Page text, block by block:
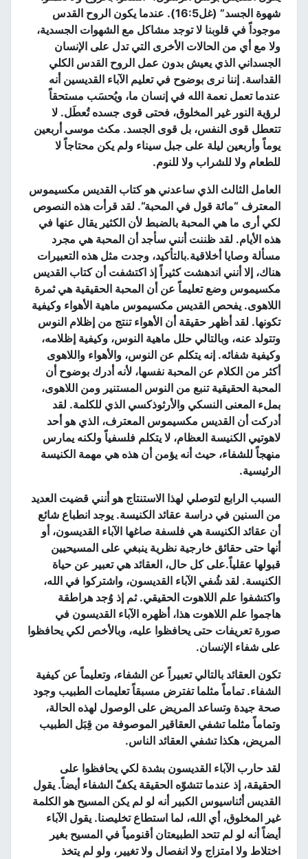
شهوة الجسد” (غل16:5).
عندما يكون الروح القدس
موجوداً في قلوبنا لا توجد مشاكل مع الشهوات الجسدية،
ولا مع أي من الحالات الأخرى التي تدل على الإنسان
الجسداني الذي يعيش بدون عمل الروح القدس الكلي
القداسة.إننا نرى بوضوح في تعليم الآباء القديسين أنه
عندما تعمل نعمة الله في إنسان ما، ويُحسَب مستحقاً
لرؤية النور غير المخلوق، فحتى قوى جسده تُعطَل.لا
تتعطل قوى النفس، بل قوى الجسد.مكث موسى أربعين
يوماً وأربعين ليلة على جبل سيناء ولم يكن محتاجاً لا
للطعام ولا للشراب ولا للنوم.
العامل الثالث الذي ساعدني هو كتاب القديس مكسيموس
المعترف“مائة قول في المحبة“.لقد قرأت هذه النصوص
لكي أرى ما هي المحبة بالضبط لأن الكثير يقال عنها في
هذه الأيام.لقد ظننت أنني سأجد أن المحبة هي مجرد
مسألة وصايا أخلاقية.بالتأكيد، وجدت مثل هذه التعبيرات
هناك، إلا أنني اندهشت كثيراً إذ اكتشفت أن كتاب القديس
مكسيموس وضع تعليماً عن أن المحبة الحقيقية هي ثمرة
اللاهوى.يفحص القديس مكسيموس ماهية الأهواء وكيفية
تكونها.لقد أظهر حقيقة أن الأهواء تنتج من إظلام النوس
وتتولد عنه، وبالتالي حلل ماهية النوس، وكيفية إظلامه،
وكيفية شفائه.إنه يتكلم عن النوس، والأهواء واللاهوى
أكثر من الكلام عن المحبة نفسها، لأنه أدرك بوضوح أن
المحبة الحقيقية تنبع من النوس المستنير ومن اللاهوى،
بملء المعنى النسكي والأرثوذكسي الذي للكلمة.لقد
أدركت أن القديس مكسيموس المعترف، الذي هو أحد
لاهوتيي الكنيسة العظام، لا يتكلم فلسفياً ولكنه يمارس
منهجاً للشفاء، حيث أنه يؤمن أن هذه هي مهمة الكنيسة
الرئيسية.
السبب الرابع لتوصلي لهذا الاستنتاج هو أنني قضيت العديد
من السنين في دراسة عقائد الكنيسة.يوجد انطباع شائع
أن عقائد الكنيسة هي فلسفة صاغها الآباء القديسون، أو
أنها حتى حقائق خارجية نظرية ينبغي على المسيحيين
قبولها عقلياً.على كل حال، العقائد هي تعبير عن حياة
الكنيسة.لقد شُفي الآباء القديسون، واشتركوا في الله،
واكتشفوا علم اللاهوت الحقيقي.ثم إذ وُجد هراطقة
هاجموا علم اللاهوت هذا، أظهره الآباء القديسون في
صورة تعريفات حتى يحافظوا عليه، وبالأخص لكي يحافظوا
على شفاء الإنسان.
تكون العقائد بالتالي تعبيراً عن الشفاء، وتعليماً عن كيفية
الشفاء.تماماً مثلما تفترض مسبقاً تعليمات الطبيب وجود
صحة جيدة وتساعد المريض على الوصول لهذه الحالة،
وتماماً مثلما تشفي العقاقير الموصوفة من قِبَل الطبيب
المريض، هكذا تشفي العقائد الناس.
لقد حارب الآباء القديسون بشدة لكي يحافظوا على
الحقيقة، إذ عندما تتشوّه الحقيقة يكفّ الشفاء أيضاً.يقول
القديس أثناسيوس الكبير أنه لو لم يكن المسيح هو الكلمة
غير المخلوق، أي الله، لما استطاع تخليصنا.يقول الآباء
أيضاً أنه لو لم تتحد الطبيعتان أقنومياً في المسيح بغير
اختلاط ولا امتزاج ولا انفصال ولا تغيير، ولو لم يتخذ